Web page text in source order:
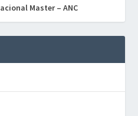
Master – ANC